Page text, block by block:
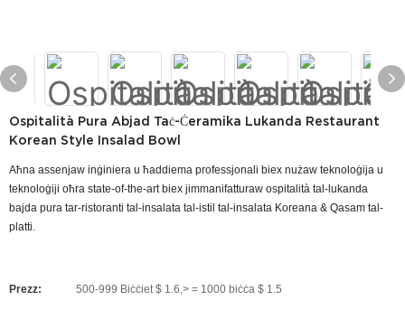
Ospitalità Pura Abjad Taċ-Ċeramika Lukanda Restaurant
Korean Style Insalad Bowl
Aħna assenjaw inġiniera u ħaddiema professjonali biex nużaw teknoloġija u
teknoloġiji oħra state-of-the-art biex jimmanifatturaw ospitalità tal-lukanda
bajda pura tar-ristoranti tal-insalata tal-istil tal-insalata Koreana & Qasam tal-
platti.
Prezz: 500-999 Biċċiet $ 1.6,> = 1000 biċċa $ 1.5